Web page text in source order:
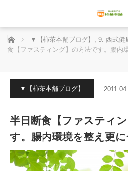
ホーム ▼【柿茶本舗ブログ】 , 9. 西式健
食【ファスティング】の方法です。腸内
▼【柿茶本舗ブログ】
半日断食【ファスティ
す。腸内環境を整え更に